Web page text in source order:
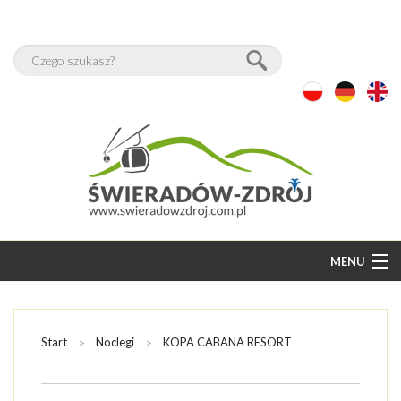
MENU
BAZA NOCLEGÓW
WOLNE POKOJE
Start Noclegi KOPA CABANA RESORT